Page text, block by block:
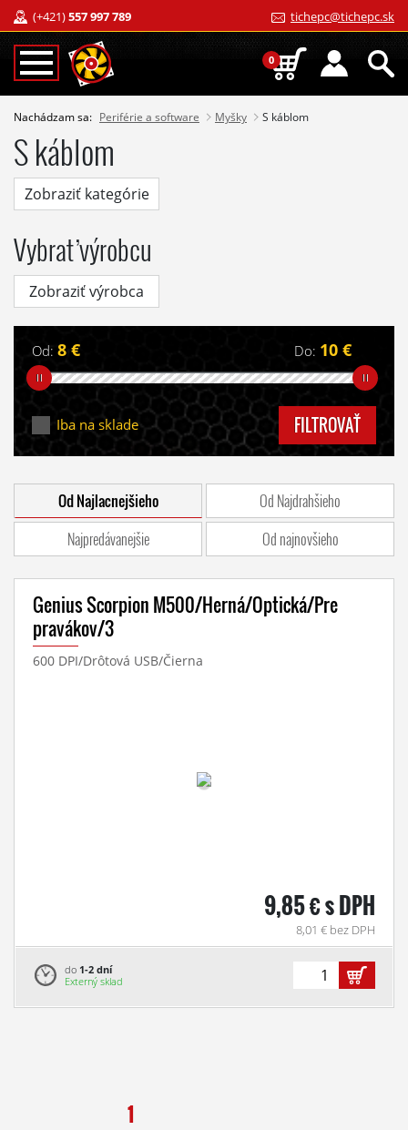
(+421)557 997 789 tichepc@tichepc.sk
0
Nachádzam sa: Periférie a software Myšky S káblom
S káblom
Zobraziť kategórie
Vybrať výrobcu
Zobraziť výrobca
Od: 8 € Do: 10 €
Iba na sklade FILTROVAŤ
Od Najlacnejšieho
Od Najdrahšieho
Najpredávanejšie
Od najnovšieho
Genius Scorpion M500/Herná/Optická/Pre
pravákov/3
600 DPI/Drôtová USB/Čierna
9,85 € s DPH
8,01 € bez DPH
do 1-2 dní
Externý sklad
1